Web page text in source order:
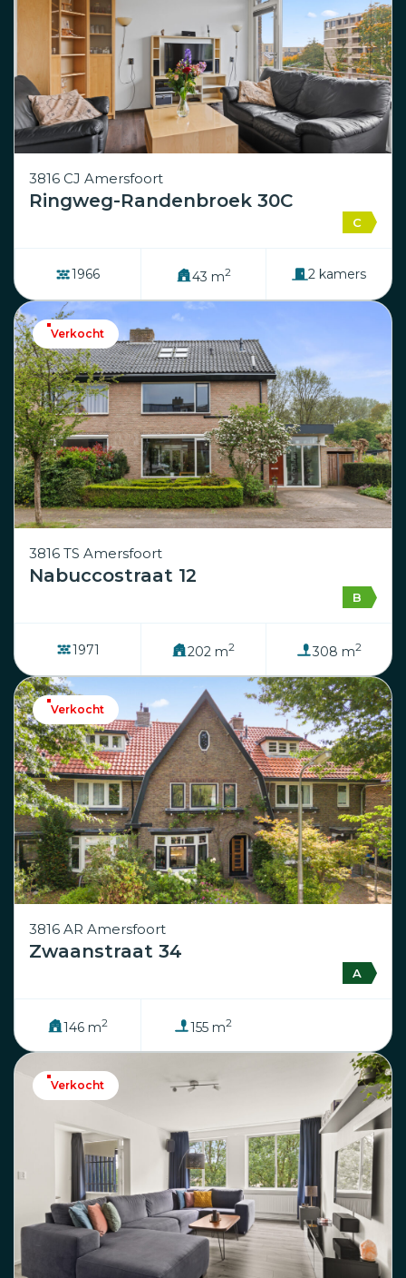
3816 CJ Amersfoort
Ringweg-Randenbroek 30C
C
1966 43 m2 2 kamers
3816 TS Amersfoort
Nabuccostraat 12
B
1971 202 m2 308 m2
Verkocht
3816 AR Amersfoort
Zwaanstraat 34
A
146 m2 155 m2
Verkocht
Verkocht